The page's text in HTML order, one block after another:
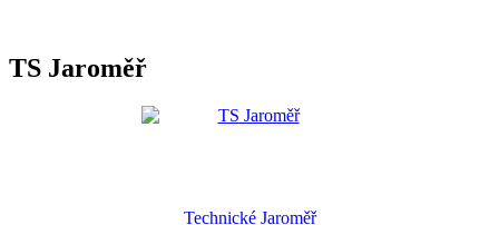
TS Jaroměř
Technické Jaroměř